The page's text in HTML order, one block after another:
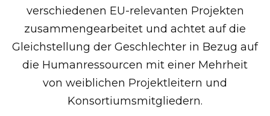
verschiedenen EU-relevanten Projekten
zusammengearbeitet und achtet auf die
Gleichstellung der Geschlechter in Bezug auf
die Humanressourcen mit einer Mehrheit
von weiblichen Projektleitern und
Konsortiumsmitgliedern.